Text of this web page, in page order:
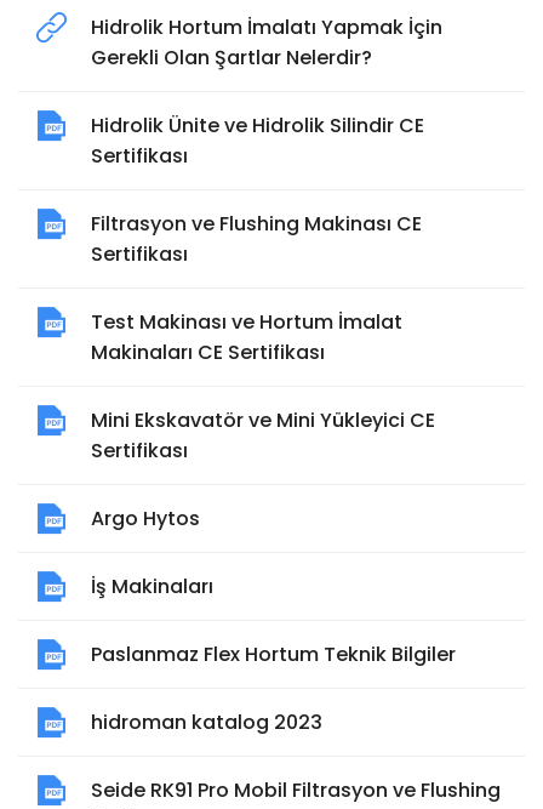
Hidrolik Hortum İmalatı Yapmak İçin
Gerekli Olan Şartlar Nelerdir?
Hidrolik Ünite ve Hidrolik Silindir CE
Sertifikası
Filtrasyon ve Flushing Makinası CE
Sertifikası
Test Makinası ve Hortum İmalat
Makinaları CE Sertifikası
Mini Ekskavatör ve Mini Yükleyici CE
Sertifikası
Argo Hytos
İş Makinaları
Paslanmaz Flex Hortum Teknik Bilgiler
hidroman katalog 2023
Seide RK91 Pro Mobil Filtrasyon ve Flushing